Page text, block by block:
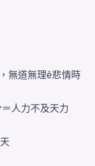
無道無理ê悲情時
人力不及天力